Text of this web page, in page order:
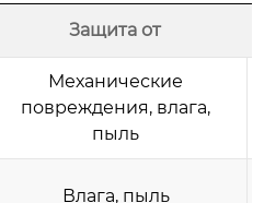
Защита от
Механические
повреждения, влага,
пыль
Влага, пыль